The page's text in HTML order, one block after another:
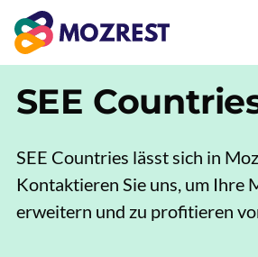
Zum
Inhalt
springen
SEE
SEE Countries lässt sich in
Kontaktieren Sie uns, um Ihre
erweitern und zu profitieren